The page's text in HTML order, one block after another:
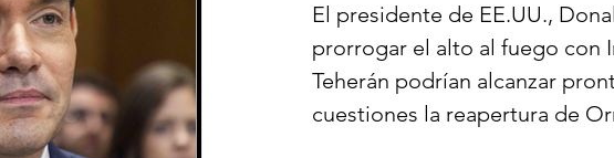
El presidente de EE.UU.,
prorrogar el alto al fuego con
Teherán podrían alcanzar
cuestiones la reapertura de